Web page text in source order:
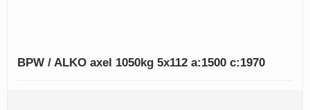
BPW / ALKO axel 1050kg 5x112 a:1500 c:1970